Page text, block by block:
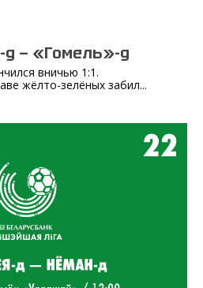
— «Гомель»-д
вничью 1:1.
жёлто-зелёных забил...